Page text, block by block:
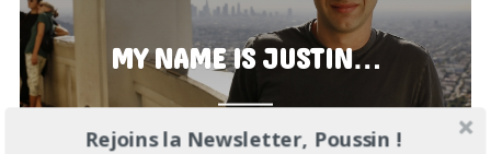
MY NAME IS JUSTIN…
NOVEMBRE 3, 2018 IN SUGAR IN YOUR BOWL
Rejoins la Newsletter, Poussin !